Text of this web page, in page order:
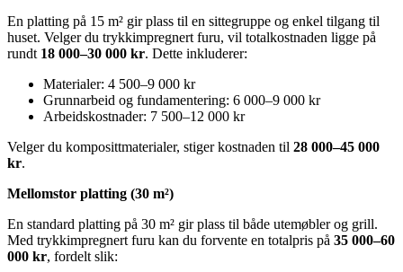
En platting på 15 m² gir plass til en sittegruppe og enkel tilgang til
huset. Velger du trykkimpregnert furu, vil totalkostnaden ligge på
rundt 18 000–30 000 kr. Dette inkluderer:
Materialer: 4 500–9 000 kr
Grunnarbeid og fundamentering: 6 000–9 000 kr
Arbeidskostnader: 7 500–12 000 kr
Velger du komposittmaterialer, stiger kostnaden til 28 000–45 000
kr.
Mellomstor platting (30 m²)
En standard platting på 30 m² gir plass til både utemøbler og grill.
Med trykkimpregnert furu kan du forvente en totalpris på 35 000–60
000 kr, fordelt slik: